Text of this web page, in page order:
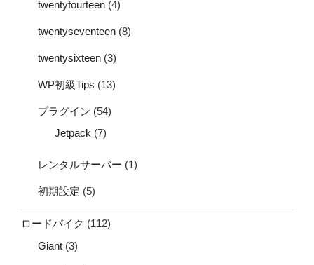
twentyfourteen (4)
twentyseventeen (8)
twentysixteen (3)
WP初級Tips (13)
プラグイン (54)
Jetpack (7)
レンタルサーバー (1)
初期設定 (5)
ロードバイク (112)
Giant (3)